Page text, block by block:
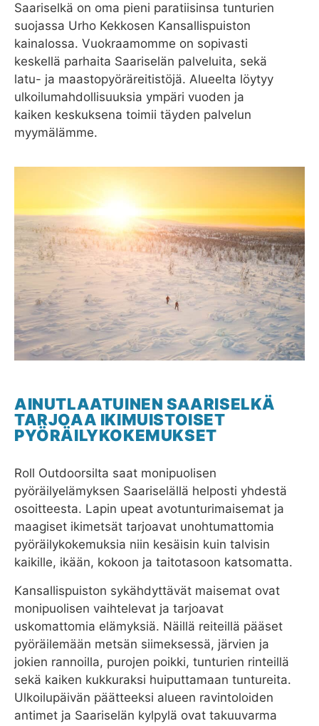
Saariselkä on oma pieni paratiisinsa tunturien
suojassa Urho Kekkosen Kansallispuiston
kainalossa. Vuokraamomme on sopivasti
keskellä parhaita Saariselän palveluita, sekä
latu- ja maastopyöräreitistöjä. Alueelta löytyy
ulkoilumahdollisuuksia ympäri vuoden ja
kaiken keskuksena toimii täyden palvelun
myymälämme.
AINUTLAATUINEN SAARISELKÄ
TARJOAA IKIMUISTOISET
PYÖRÄILYKOKEMUKSET
Roll Outdoorsilta saat monipuolisen
pyöräilyelämyksen Saariselällä helposti yhdestä
osoitteesta. Lapin upeat avotunturimaisemat ja
maagiset ikimetsät tarjoavat unohtumattomia
pyöräilykokemuksia niin kesäisin kuin talvisin
kaikille, ikään, kokoon ja taitotasoon katsomatta.
Kansallispuiston sykähdyttävät maisemat ovat
monipuolisen vaihtelevat ja tarjoavat
uskomattomia elämyksiä. Näillä reiteillä pääset
pyöräilemään metsän siimeksessä, järvien ja
jokien rannoilla, purojen poikki, tunturien rinteillä
sekä kaiken kukkuraksi huiputtamaan tuntureita.
Ulkoilupäivän päätteeksi alueen ravintoloiden
antimet ja Saariselän kylpylä ovat takuuvarma